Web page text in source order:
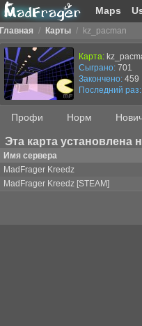
Maps
Главная / Карты / kz_pacman
Карта:
Сыграно: 701
Закончено: 459
Последний раз:
Профи Норм
Эта карта установлена
Имя сервера
MadFrager Kreedz
MadFrager Kreedz [STEAM]